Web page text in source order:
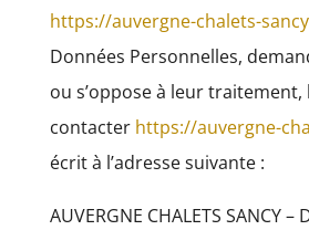
https://auvergne-chalets-
Données Personnelles,
ou s’oppose à leur traitement,
contacter https://auvergne-
écrit à l’adresse suivante :
AUVERGNE CHALETS SANCY